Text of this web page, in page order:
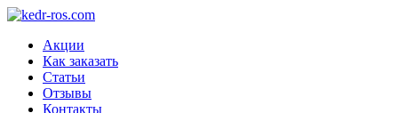
Акции
Как заказать
Статьи
Отзывы
Контакты